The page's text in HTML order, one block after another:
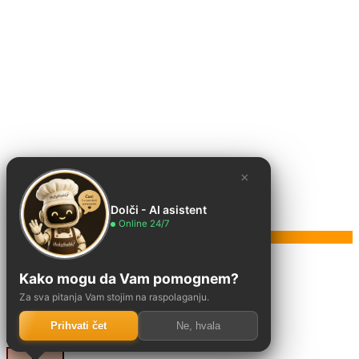
×
Dolči - AI asistent
Online 24/7
Kako mogu da Vam pomognem?
Za sva pitanja Vam stojim na raspolaganju.
Prihvati čet Ne, hvala